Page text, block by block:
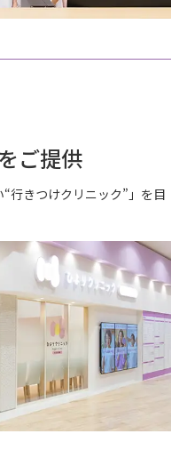
をご提供
行きつけクリニック”」を目